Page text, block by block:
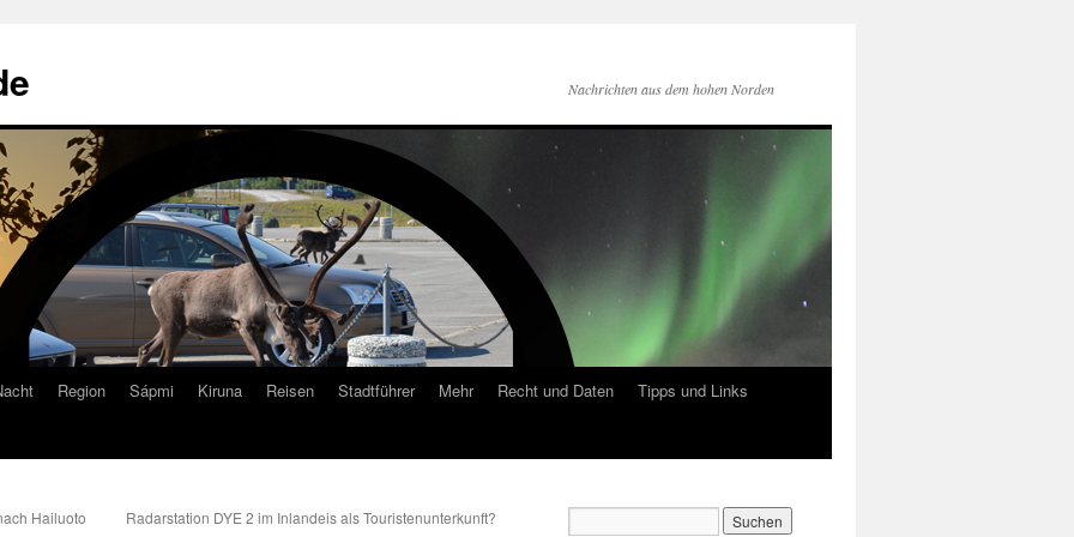
Nachrichten aus dem hohen Norden
Region Sápmi Kiruna Reisen Stadtführer Mehr Recht und Daten
Tipps und Links
Hailuoto
Radarstation DYE 2 im Inlandeis als Touristenunterkunft?